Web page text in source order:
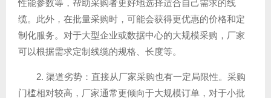
性能参数等，帮助采购者更好地选择适合自己需求的线
缆。此外，在批量采购时，可能会获得更优惠的价格和定
制化服务。对于大型企业或数据中心的大规模采购，厂家
可以根据需求定制线缆的规格、长度等。
2. 渠道劣势：直接从厂家采购也有一定局限性。采购
门槛相对较高，厂家通常更倾向于大规模订单，对于小批